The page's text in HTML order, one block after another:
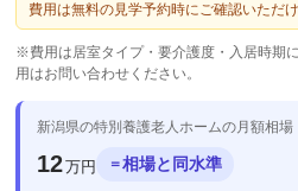
費用は無料の見学予約時にご確認いただけ
※費用は居室タイプ・要介護度・入居時期
用はお問い合わせください。
新潟県の特別養護老人ホームの月額相場
12万円 ＝相場と同水準